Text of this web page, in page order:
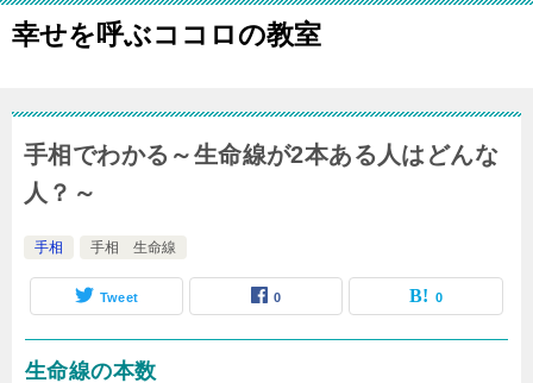
幸せを呼ぶココロの教室
手相でわかる～生命線が2本ある人はどんな
人？～
手相 手相 生命線
Tweet 0 0
生命線の本数